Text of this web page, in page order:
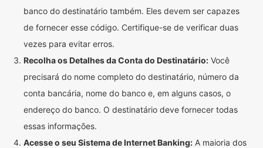
banco do destinatário também. Eles devem ser capazes
de fornecer esse código. Certifique-se de verificar duas
vezes para evitar erros.
Recolha os Detalhes da Conta do Destinatário: Você
precisará do nome completo do destinatário, número da
conta bancária, nome do banco e, em alguns casos, o
endereço do banco. O destinatário deve fornecer todas
essas informações.
Acesse o seu Sistema de Internet Banking: A maioria dos